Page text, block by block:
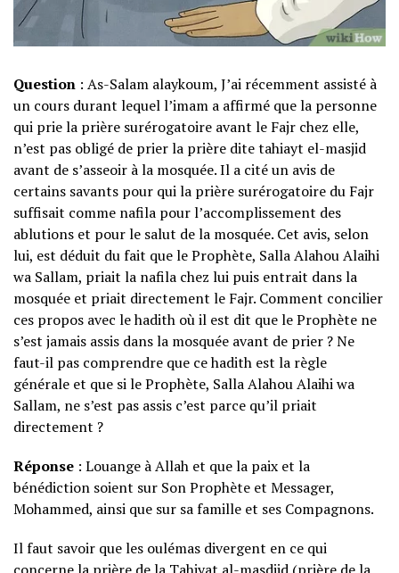
Question : As-Salam alaykoum, J’ai récemment assisté à
un cours durant lequel l’imam a affirmé que la personne
qui prie la prière surérogatoire avant le Fajr chez elle,
n’est pas obligé de prier la prière dite tahiayt el-masjid
avant de s’asseoir à la mosquée. Il a cité un avis de
certains savants pour qui la prière surérogatoire du Fajr
suffisait comme nafila pour l’accomplissement des
ablutions et pour le salut de la mosquée. Cet avis, selon
lui, est déduit du fait que le Prophète, Salla Alahou Alaihi
wa Sallam, priait la nafila chez lui puis entrait dans la
mosquée et priait directement le Fajr. Comment concilier
ces propos avec le hadith où il est dit que le Prophète ne
s’est jamais assis dans la mosquée avant de prier ? Ne
faut-il pas comprendre que ce hadith est la règle
générale et que si le Prophète, Salla Alahou Alaihi wa
Sallam, ne s’est pas assis c’est parce qu’il priait
directement ?
Réponse : Louange à Allah et que la paix et la
bénédiction soient sur Son Prophète et Messager,
Mohammed, ainsi que sur sa famille et ses Compagnons.
Il faut savoir que les oulémas divergent en ce qui
concerne la prière de la Tahiyat al-masdjid (prière de la